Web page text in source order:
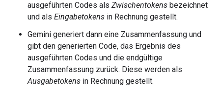
ausgeführten Codes als Zwischentokens bezeichnet
und als Eingabetokens in Rechnung gestellt.
Gemini generiert dann eine Zusammenfassung und
gibt den generierten Code, das Ergebnis des
ausgeführten Codes und die endgültige
Zusammenfassung zurück. Diese werden als
Ausgabetokens in Rechnung gestellt.